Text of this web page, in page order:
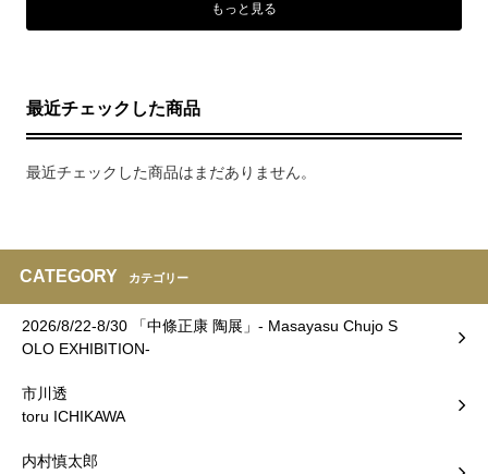
もっと見る
最近チェックした商品
最近チェックした商品はまだありません。
CATEGORY カテゴリー
2026/8/22-8/30 「中條正康 陶展」- Masayasu Chujo S
OLO EXHIBITION-
市川透
toru ICHIKAWA
内村慎太郎